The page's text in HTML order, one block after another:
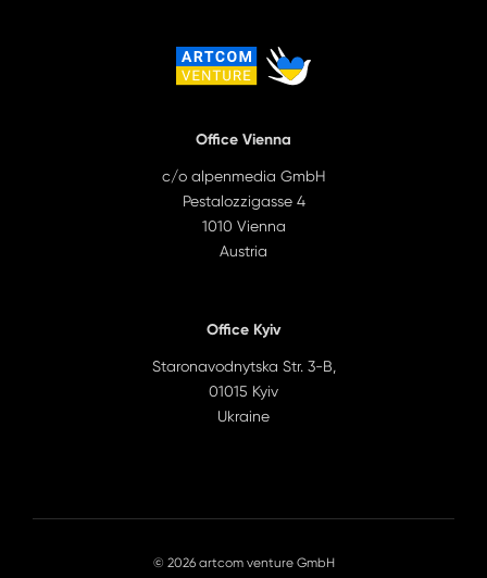
Office Vienna
c/o alpenmedia GmbH
Pestalozzigasse 4
1010 Vienna
Austria
Office Kyiv
Staronavodnytska Str. 3-B,
01015 Kyiv
Ukraine
© 2026 artcom venture GmbH